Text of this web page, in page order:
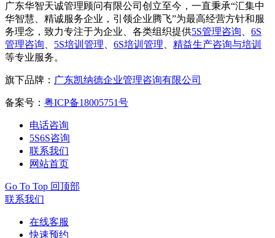
广东华智天诚管理顾问有限公司创立至今，一直秉承“汇集中
华智慧、精诚服务企业，引领企业腾飞”为最高经营方针和服
务理念，致力专注于为企业、各类组织提供5S管理咨询
6S
管理咨询
5S培训管理 6S培训管理
精益生产咨询与培训
等专业服务。
旗下品牌： 广东凯纳德企业管理咨询有限公司
备案号： 粤ICP备18005751号
电话咨询
5S6S咨询
联系我们
网站首页
Go To Top 回顶部
联系我们
在线客服
快速预约